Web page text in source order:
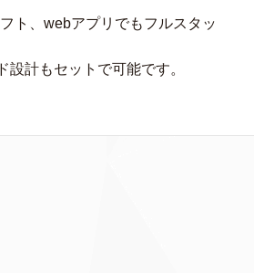
ト、webアプリでもフルスタッ
計もセットで可能です。